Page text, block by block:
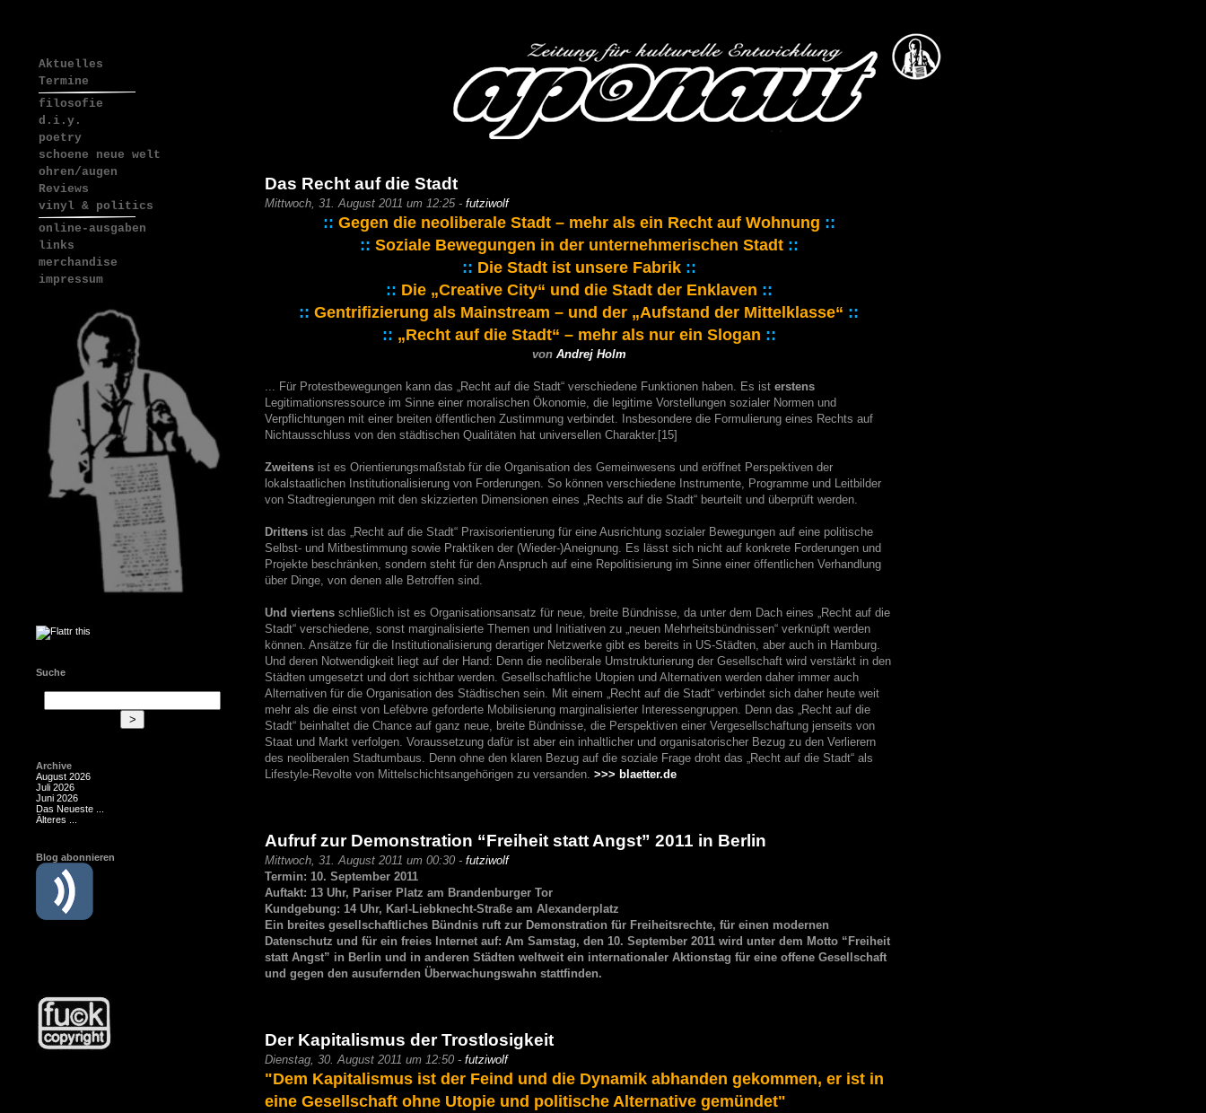
Aktuelles
Termine
filosofie
d.i.y.
poetry
schoene neue welt
ohren/augen
Reviews
vinyl & politics
online-ausgaben
links
merchandise
impressum
Suche
Archive
August 2026
Juli 2026
Juni 2026
Das Neueste ...
Älteres ...
Blog abonnieren
Das Recht auf die Stadt
Mittwoch, 31. August 2011 um 12:25 - futziwolf
:: Gegen die neoliberale Stadt – mehr als ein Recht auf Wohnung ::
:: Soziale Bewegungen in der unternehmerischen Stadt ::
:: Die Stadt ist unsere Fabrik ::
:: Die „Creative City“ und die Stadt der Enklaven ::
:: Gentrifizierung als Mainstream – und der „Aufstand der Mittelklasse“ ::
:: „Recht auf die Stadt“ – mehr als nur ein Slogan ::
von Andrej Holm
... Für Protestbewegungen kann das „Recht auf die Stadt“ verschiedene Funktionen haben. Es ist erstens
Legitimationsressource im Sinne einer moralischen Ökonomie, die legitime Vorstellungen sozialer Normen und
Verpflichtungen mit einer breiten öffentlichen Zustimmung verbindet. Insbesondere die Formulierung eines Rechts auf
Nichtausschluss von den städtischen Qualitäten hat universellen Charakter.[15]
Zweitens ist es Orientierungsmaßstab für die Organisation des Gemeinwesens und eröffnet Perspektiven der
lokalstaatlichen Institutionalisierung von Forderungen. So können verschiedene Instrumente, Programme und Leitbilder
von Stadtregierungen mit den skizzierten Dimensionen eines „Rechts auf die Stadt“ beurteilt und überprüft werden.
Drittens ist das „Recht auf die Stadt“ Praxisorientierung für eine Ausrichtung sozialer Bewegungen auf eine politische
Selbst- und Mitbestimmung sowie Praktiken der (Wieder-)Aneignung. Es lässt sich nicht auf konkrete Forderungen und
Projekte beschränken, sondern steht für den Anspruch auf eine Repolitisierung im Sinne einer öffentlichen Verhandlung
über Dinge, von denen alle Betroffen sind.
Und viertens schließlich ist es Organisationsansatz für neue, breite Bündnisse, da unter dem Dach eines „Recht auf die
Stadt“ verschiedene, sonst marginalisierte Themen und Initiativen zu „neuen Mehrheitsbündnissen“ verknüpft werden
können. Ansätze für die Institutionalisierung derartiger Netzwerke gibt es bereits in US-Städten, aber auch in Hamburg.
Und deren Notwendigkeit liegt auf der Hand: Denn die neoliberale Umstrukturierung der Gesellschaft wird verstärkt in den
Städten umgesetzt und dort sichtbar werden. Gesellschaftliche Utopien und Alternativen werden daher immer auch
Alternativen für die Organisation des Städtischen sein. Mit einem „Recht auf die Stadt“ verbindet sich daher heute weit
mehr als die einst von Lefèbvre geforderte Mobilisierung marginalisierter Interessengruppen. Denn das „Recht auf die
Stadt“ beinhaltet die Chance auf ganz neue, breite Bündnisse, die Perspektiven einer Vergesellschaftung jenseits von
Staat und Markt verfolgen. Voraussetzung dafür ist aber ein inhaltlicher und organisatorischer Bezug zu den Verlierern
des neoliberalen Stadtumbaus. Denn ohne den klaren Bezug auf die soziale Frage droht das „Recht auf die Stadt“ als
Lifestyle-Revolte von Mittelschichtsangehörigen zu versanden. >>> blaetter.de
Aufruf zur Demonstration “Freiheit statt Angst” 2011 in Berlin
Mittwoch, 31. August 2011 um 00:30 - futziwolf
Termin: 10. September 2011
Auftakt: 13 Uhr, Pariser Platz am Brandenburger Tor
Kundgebung: 14 Uhr, Karl-Liebknecht-Straße am Alexanderplatz
Ein breites gesellschaftliches Bündnis ruft zur Demonstration für Freiheitsrechte, für einen modernen
Datenschutz und für ein freies Internet auf: Am Samstag, den 10. September 2011 wird unter dem Motto “Freiheit
statt Angst” in Berlin und in anderen Städten weltweit ein internationaler Aktionstag für eine offene Gesellschaft
und gegen den ausufernden Überwachungswahn stattfinden.
Der Kapitalismus der Trostlosigkeit
Dienstag, 30. August 2011 um 12:50 - futziwolf
"Dem Kapitalismus ist der Feind und die Dynamik abhanden gekommen, er ist in
eine Gesellschaft ohne Utopie und politische Alternative gemündet"